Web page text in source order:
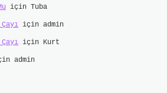
için Tuba
için admin
için Kurt
admin